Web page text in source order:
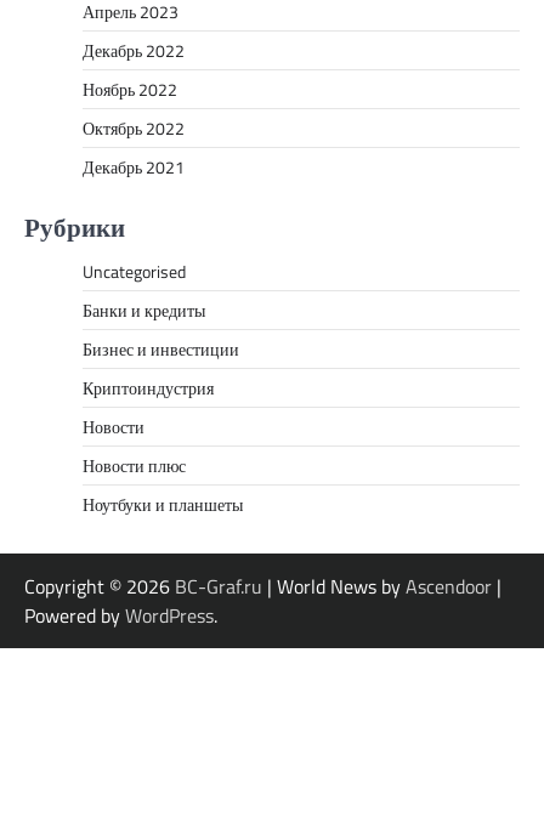
Апрель 2023
Декабрь 2022
Ноябрь 2022
Октябрь 2022
Декабрь 2021
Рубрики
Uncategorised
Банки и кредиты
Бизнес и инвестиции
Криптоиндустрия
Новости
Новости плюс
Ноутбуки и планшеты
Copyright © 2026 BC-Graf.ru | World News byAscendoor |
Powered byWordPress.